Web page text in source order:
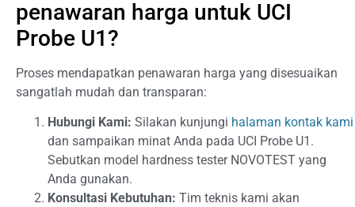
penawaran harga untuk UCI
Probe U1?
Proses mendapatkan penawaran harga yang disesuaikan
sangatlah mudah dan transparan:
Hubungi Kami: Silakan kunjungi halaman kontak kami
dan sampaikan minat Anda pada UCI Probe U1.
Sebutkan model hardness tester NOVOTEST yang
Anda gunakan.
Konsultasi Kebutuhan: Tim teknis kami akan